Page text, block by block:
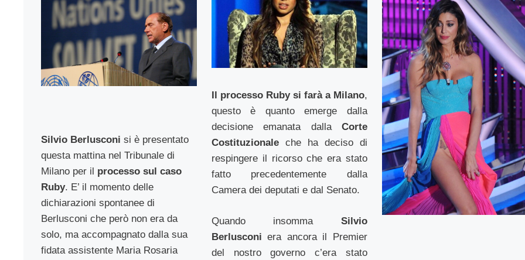
Silvio Berlusconi si è presentato
questa mattina nel Tribunale di
Milano per il processo sul caso
Ruby. E’ il momento delle
dichiarazioni spontanee di
Berlusconi che però non era da
solo, ma accompagnato dalla sua
fidata assistente Maria Rosaria
Il processo Ruby si farà a Milano,
questo è quanto emerge dalla
decisione emanata dalla Corte
Costituzionaleche ha deciso di
respingere il ricorso che era stato
fatto precedentemente dalla
Camera dei deputati e dal Senato.
Quando insomma Silvio
Berlusconiera ancora il Premier
del nostro governo c’era stato